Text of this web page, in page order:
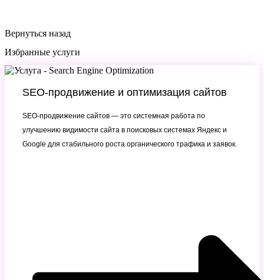
Вернуться назад
Избранные услуги
SEO-продвижение и оптимизация сайтов
SEO-продвижение сайтов — это системная работа по
улучшению видимости сайта в поисковых системах Яндекс и
Google для стабильного роста органического трафика и заявок.